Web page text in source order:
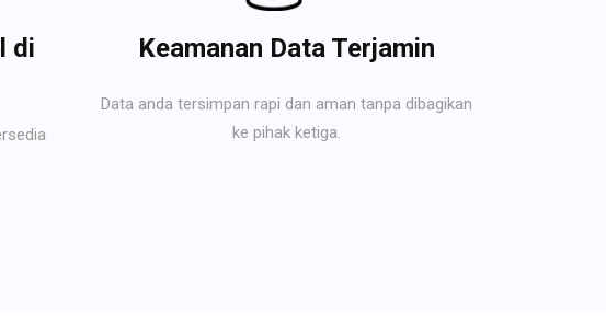
di
Keamanan Data Terjamin
Data anda tersimpan rapi dan aman tanpa dibagikan
ke pihak ketiga.